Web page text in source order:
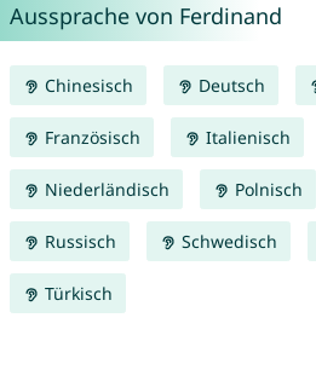
Aussprache von Ferdinand
Chinesisch Deutsch
Französisch Italienisch
Niederländisch Polnisch
Russisch Schwedisch
Türkisch